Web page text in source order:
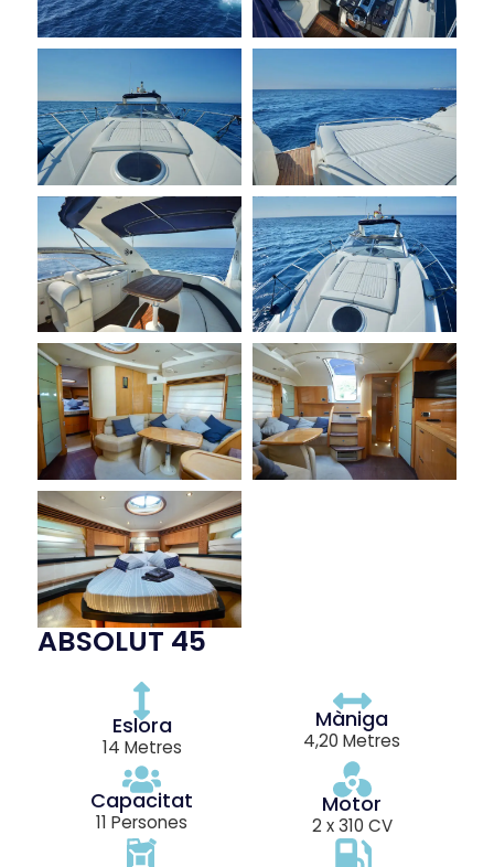
ABSOLUT 45
Eslora
14 Metres
Màniga
4,20 Metres
Capacitat
11 Persones
Motor
2 x 310 CV